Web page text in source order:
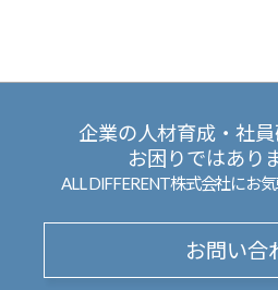
企業の人材育成・社員
お困りではあり
ALL DIFFERENT株式会社にお
お問い合